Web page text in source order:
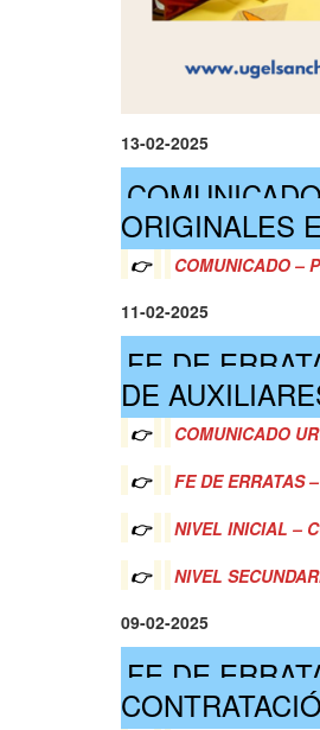
13-02-2025
ORIGINALES
👉 COMUNICADO –
11-02-2025
FE DE
DE
👉 COMUNICADO
👉
FE DE ERRATAS
👉
NIVEL INICIAL –
👉
NIVEL
09-02-2025
FE DE